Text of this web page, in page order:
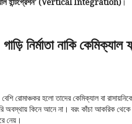
গাড়ি নির্মাতা নাকি কেমিক্যাল
রোমাঞ্চকর হলো তাদের কেমিক্যাল বা
অবস্থায় কিনে আনে না। বরং কাঁচা আকরিক
নেয়।